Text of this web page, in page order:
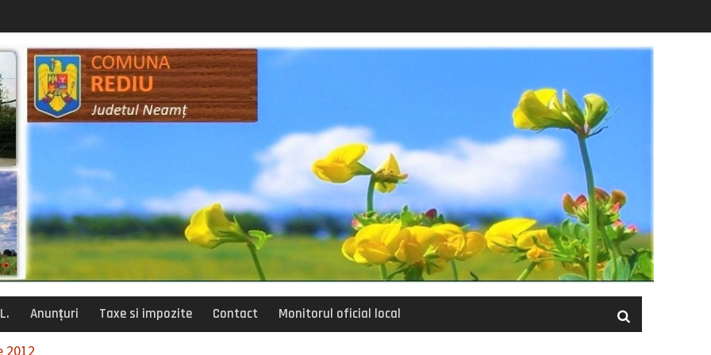
vacante
de administratie
Anunțuri Taxe si impozite Contact Monitorul oficial local
2012